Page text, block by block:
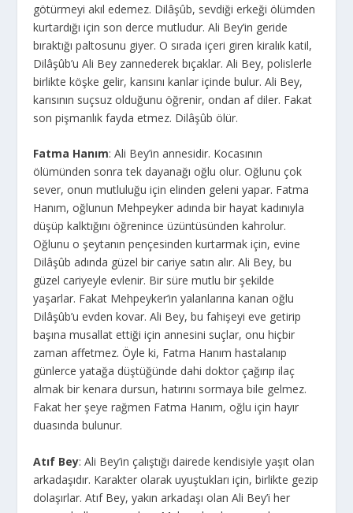
götürmeyi akıl edemez. Dilâşûb, sevdiği erkeği ölümden
kurtardığı için son derce mutludur. Ali Bey’in geride
bıraktığı paltosunu giyer. O sırada içeri giren kiralık katil,
Dilâşûb’u Ali Bey zannederek bıçaklar. Ali Bey, polislerle
birlikte köşke gelir, karısını kanlar içinde bulur. Ali Bey,
karısının suçsuz olduğunu öğrenir, ondan af diler. Fakat
son pişmanlık fayda etmez. Dilâşûb ölür.
Fatma Hanım: Ali Bey’in annesidir. Kocasının
ölümünden sonra tek dayanağı oğlu olur. Oğlunu çok
sever, onun mutluluğu için elinden geleni yapar. Fatma
Hanım, oğlunun Mehpeyker adında bir hayat kadınıyla
düşüp kalktığını öğrenince üzüntüsünden kahrolur.
Oğlunu o şeytanın pençesinden kurtarmak için, evine
Dilâşûb adında güzel bir cariye satın alır. Ali Bey, bu
güzel cariyeyle evlenir. Bir süre mutlu bir şekilde
yaşarlar. Fakat Mehpeyker’in yalanlarına kanan oğlu
Dilâşûb’u evden kovar. Ali Bey, bu fahişeyi eve getirip
başına musallat ettiği için annesini suçlar, onu hiçbir
zaman affetmez. Öyle ki, Fatma Hanım hastalanıp
günlerce yatağa düştüğünde dahi doktor çağırıp ilaç
almak bir kenara dursun, hatırını sormaya bile gelmez.
Fakat her şeye rağmen Fatma Hanım, oğlu için hayır
duasında bulunur.
Atıf Bey: Ali Bey’in çalıştığı dairede kendisiyle yaşıt olan
arkadaşıdır. Karakter olarak uyuştukları için, birlikte gezip
dolaşırlar. Atıf Bey, yakın arkadaşı olan Ali Bey’i her